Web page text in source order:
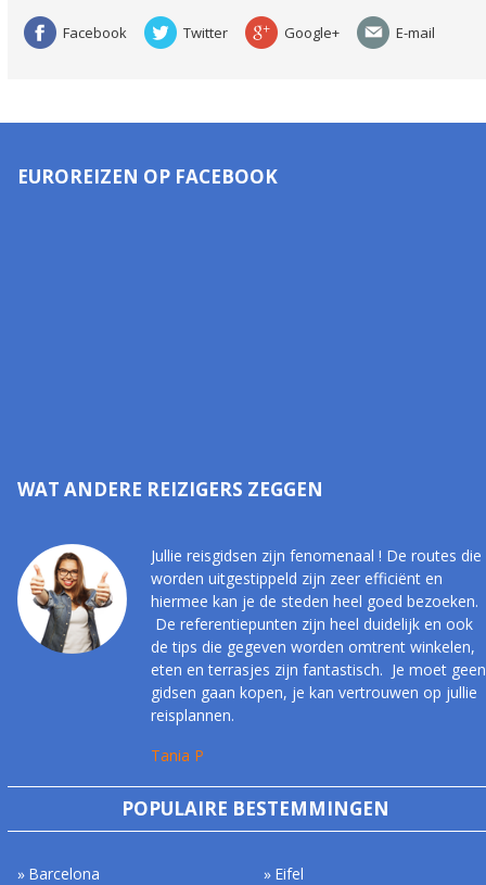
Facebook Twitter Google+ E-mail
EUROREIZEN OP FACEBOOK
WAT ANDERE REIZIGERS ZEGGEN
Jullie reisgidsen zijn fenomenaal ! De routes die
worden uitgestippeld zijn zeer efficiënt en
hiermee kan je de steden heel goed bezoeken.
De referentiepunten zijn heel duidelijk en ook
de tips die gegeven worden omtrent winkelen,
eten en terrasjes zijn fantastisch. Je moet geen
gidsen gaan kopen, je kan vertrouwen op jullie
reisplannen.
Tania P
POPULAIRE BESTEMMINGEN
Barcelona
Eifel